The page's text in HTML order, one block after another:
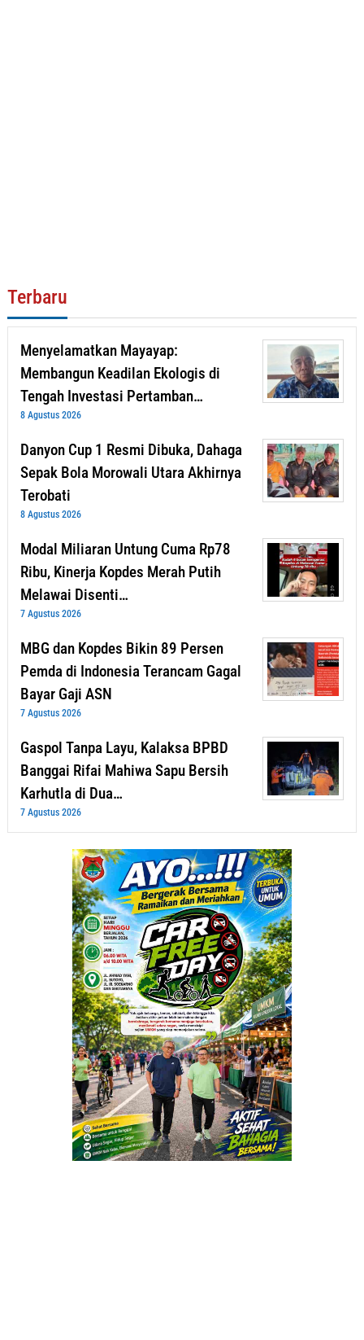
Terbaru
Menyelamatkan Mayayap:
Membangun Keadilan Ekologis di
Tengah Investasi Pertamban…
8 Agustus 2026
Danyon Cup 1 Resmi Dibuka, Dahaga
Sepak Bola Morowali Utara Akhirnya
Terobati
8 Agustus 2026
Modal Miliaran Untung Cuma Rp78
Ribu, Kinerja Kopdes Merah Putih
Melawai Disenti…
7 Agustus 2026
MBG dan Kopdes Bikin 89 Persen
Pemda di Indonesia Terancam Gagal
Bayar Gaji ASN
7 Agustus 2026
Gaspol Tanpa Layu, Kalaksa BPBD
Banggai Rifai Mahiwa Sapu Bersih
Karhutla di Dua…
7 Agustus 2026